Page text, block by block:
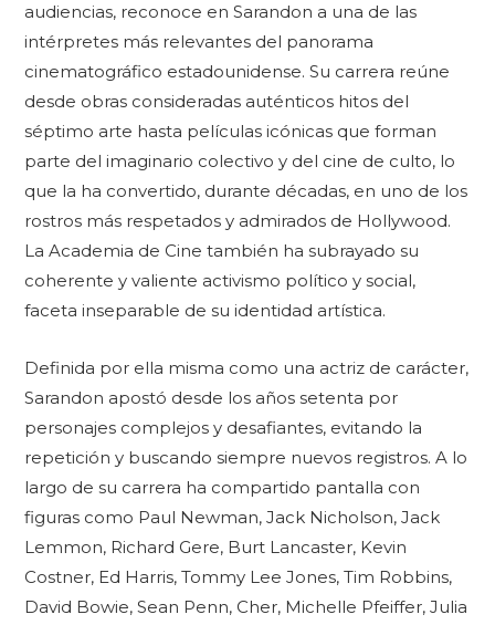
audiencias, reconoce en Sarandon a una de las
intérpretes más relevantes del panorama
cinematográfico estadounidense. Su carrera reúne
desde obras consideradas auténticos hitos del
séptimo arte hasta películas icónicas que forman
parte del imaginario colectivo y del cine de culto, lo
que la ha convertido, durante décadas, en uno de los
rostros más respetados y admirados de Hollywood.
La Academia de Cine también ha subrayado su
coherente y valiente activismo político y social,
faceta inseparable de su identidad artística.
Definida por ella misma como una actriz de carácter,
Sarandon apostó desde los años setenta por
personajes complejos y desafiantes, evitando la
repetición y buscando siempre nuevos registros. A lo
largo de su carrera ha compartido pantalla con
figuras como Paul Newman, Jack Nicholson, Jack
Lemmon, Richard Gere, Burt Lancaster, Kevin
Costner, Ed Harris, Tommy Lee Jones, Tim Robbins,
David Bowie, Sean Penn, Cher, Michelle Pfeiffer, Julia